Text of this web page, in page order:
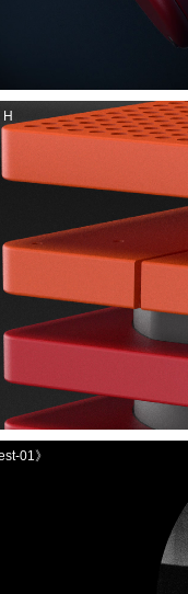
01》